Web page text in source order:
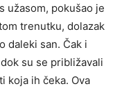
užasom, pokušao je
trenutku, dolazak
daleki san. Čak i
su se približavali
koja ih čeka. Ova